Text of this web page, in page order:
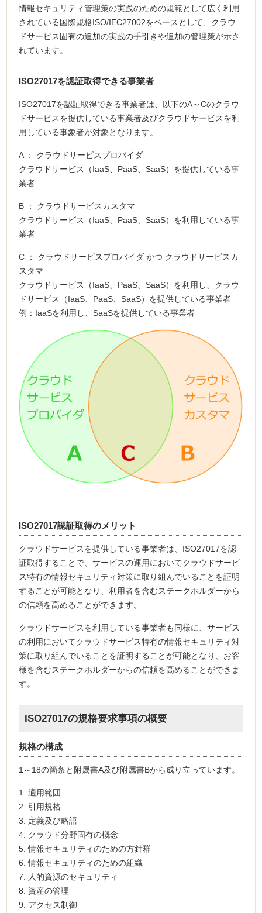
情報セキュリティ管理策の実践のための規範として広く利用
されている国際規格ISO/IEC27002をベースとして、クラウ
ドサービス固有の追加の実践の手引きや追加の管理策が示さ
れています。
ISO27017を認証取得できる事業者
ISO27017を認証取得できる事業者は、以下のA～Cのクラウ
ドサービスを提供している事業者及びクラウドサービスを利
用している事象者が対象となります。
A ： クラウドサービスプロバイダ
クラウドサービス（IaaS、PaaS、SaaS）を提供している事
業者
B ： クラウドサービスカスタマ
クラウドサービス（IaaS、PaaS、SaaS）を利用している事
業者
C ： クラウドサービスプロバイダ かつ クラウドサービスカ
スタマ
クラウドサービス（IaaS、PaaS、SaaS）を利用し、クラウ
ドサービス（IaaS、PaaS、SaaS）を提供している事業者
例：IaaSを利用し、SaaSを提供している事業者
ISO27017認証取得のメリット
クラウドサービスを提供している事業者は、ISO27017を認
証取得することで、サービスの運用においてクラウドサービ
ス特有の情報セキュリティ対策に取り組んでいることを証明
することが可能となり、利用者を含むステークホルダーから
の信頼を高めることができます。
クラウドサービスを利用している事業者も同様に、サービス
の利用においてクラウドサービス特有の情報セキュリティ対
策に取り組んでいることを証明することが可能となり、お客
様を含むステークホルダーからの信頼を高めることができま
す。
ISO27017の規格要求事項の概要
規格の構成
1～18の箇条と附属書A及び附属書Bから成り立っています。
1. 適用範囲
2. 引用規格
3. 定義及び略語
4. クラウド分野固有の概念
5. 情報セキュリティのための方針群
6. 情報セキュリティのための組織
7. 人的資源のセキュリティ
8. 資産の管理
9. アクセス制御